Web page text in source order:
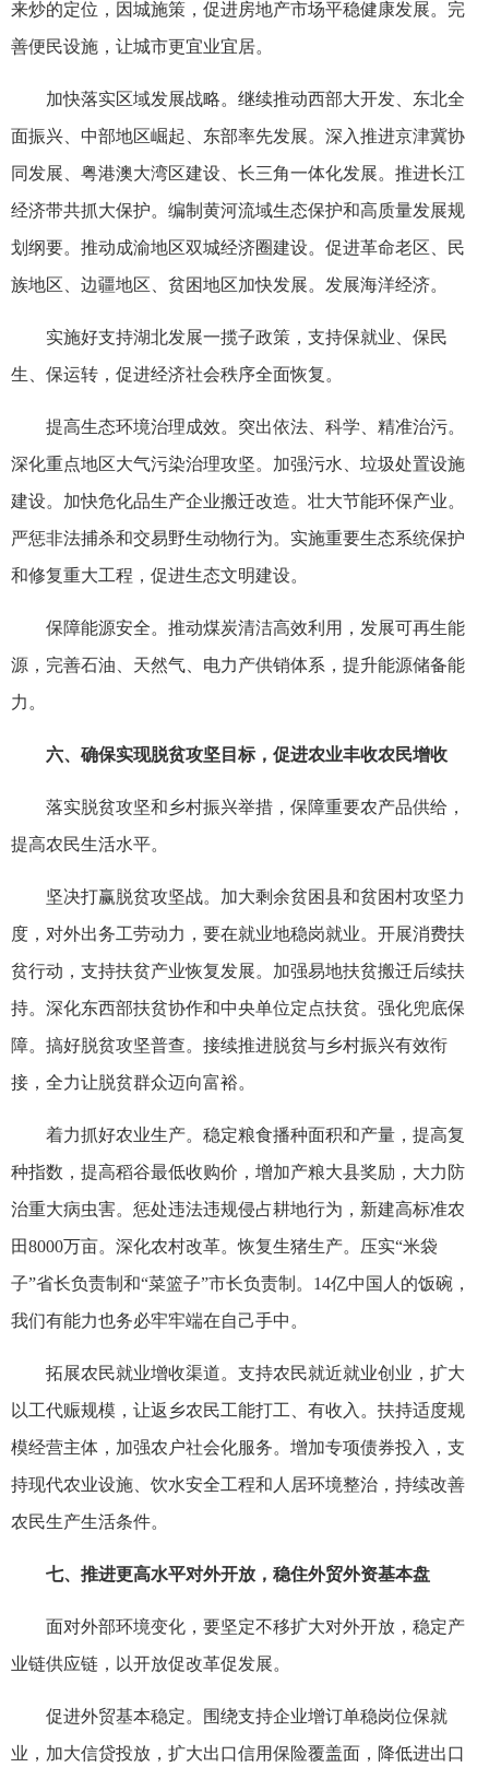
来炒的定位，因城施策，促进房地产市场平稳健康发展。完
善便民设施，让城市更宜业宜居。
加快落实区域发展战略。继续推动西部大开发、东北全
面振兴、中部地区崛起、东部率先发展。深入推进京津冀协
同发展、粤港澳大湾区建设、长三角一体化发展。推进长江
经济带共抓大保护。编制黄河流域生态保护和高质量发展规
划纲要。推动成渝地区双城经济圈建设。促进革命老区、民
族地区、边疆地区、贫困地区加快发展。发展海洋经济。
实施好支持湖北发展一揽子政策，支持保就业、保民
生、保运转，促进经济社会秩序全面恢复。
提高生态环境治理成效。突出依法、科学、精准治污。
深化重点地区大气污染治理攻坚。加强污水、垃圾处置设施
建设。加快危化品生产企业搬迁改造。壮大节能环保产业。
严惩非法捕杀和交易野生动物行为。实施重要生态系统保护
和修复重大工程，促进生态文明建设。
保障能源安全。推动煤炭清洁高效利用，发展可再生能
源，完善石油、天然气、电力产供销体系，提升能源储备能
力。
六、确保实现脱贫攻坚目标，促进农业丰收农民增收
落实脱贫攻坚和乡村振兴举措，保障重要农产品供给，
提高农民生活水平。
坚决打赢脱贫攻坚战。加大剩余贫困县和贫困村攻坚力
度，对外出务工劳动力，要在就业地稳岗就业。开展消费扶
贫行动，支持扶贫产业恢复发展。加强易地扶贫搬迁后续扶
持。深化东西部扶贫协作和中央单位定点扶贫。强化兜底保
障。搞好脱贫攻坚普查。接续推进脱贫与乡村振兴有效衔
接，全力让脱贫群众迈向富裕。
着力抓好农业生产。稳定粮食播种面积和产量，提高复
种指数，提高稻谷最低收购价，增加产粮大县奖励，大力防
治重大病虫害。惩处违法违规侵占耕地行为，新建高标准农
田8000万亩。深化农村改革。恢复生猪生产。压实“米袋
子”省长负责制和“菜篮子”市长负责制。14亿中国人的饭碗，
我们有能力也务必牢牢端在自己手中。
拓展农民就业增收渠道。支持农民就近就业创业，扩大
以工代赈规模，让返乡农民工能打工、有收入。扶持适度规
模经营主体，加强农户社会化服务。增加专项债券投入，支
持现代农业设施、饮水安全工程和人居环境整治，持续改善
农民生产生活条件。
七、推进更高水平对外开放，稳住外贸外资基本盘
面对外部环境变化，要坚定不移扩大对外开放，稳定产
业链供应链，以开放促改革促发展。
促进外贸基本稳定。围绕支持企业增订单稳岗位保就
业，加大信贷投放，扩大出口信用保险覆盖面，降低进出口